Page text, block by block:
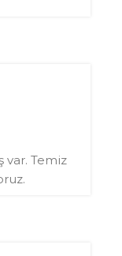
var. Temiz